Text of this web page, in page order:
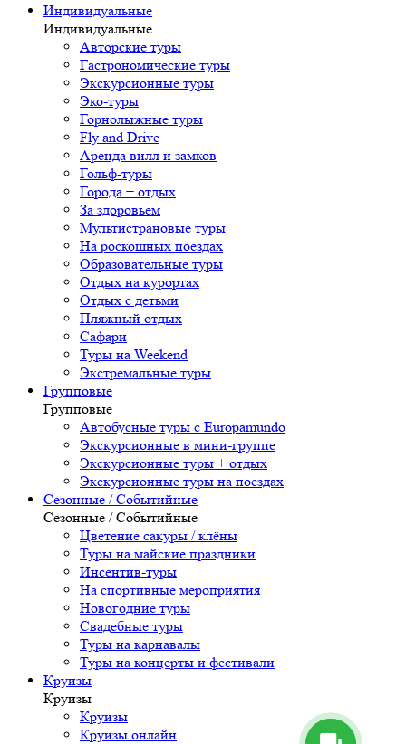
Индивидуальные
Индивидуальные
Авторские туры
Гастрономические туры
Экскурсионные туры
Эко-туры
Горнолыжные туры
Fly and Drive
Аренда вилл и замков
Гольф-туры
Города + отдых
За здоровьем
Мультистрановые туры
На роскошных поездах
Образовательные туры
Отдых на курортах
Отдых с детьми
Пляжный отдых
Сафари
Туры на Weekend
Экстремальные туры
Групповые
Групповые
Автобусные туры с Europamundo
Экскурсионные в мини-группе
Экскурсионные туры + отдых
Экскурсионные туры на поездах
Сезонные / Событийные
Сезонные / Событийные
Цветение сакуры / клёны
Туры на майские праздники
Инсентив-туры
На спортивные мероприятия
Новогодние туры
Свадебные туры
Туры на карнавалы
Туры на концерты и фестивали
Круизы
Круизы
Круизы
Круизы онлайн